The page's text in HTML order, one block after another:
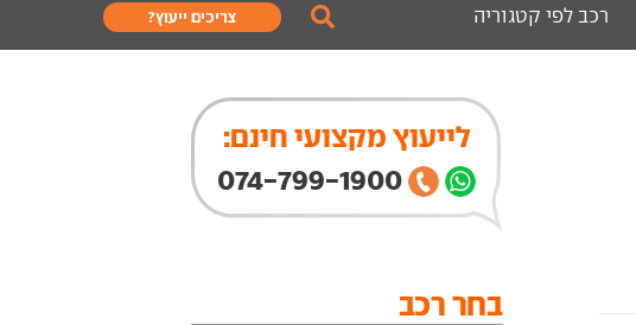
רכב לפי קטגוריה צריכים ייעוץ?
לייעוץ מקצועי חינם:
074-799-1900
בחר רכב